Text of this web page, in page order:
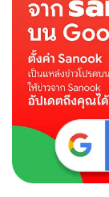
รอบ
มูลค่า
กว่า
ล้าน